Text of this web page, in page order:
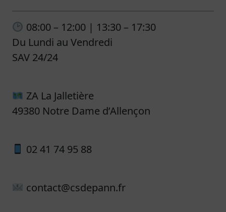
08:00 – 12:00 | 13:30 – 17:30
Du Lundi au Vendredi
SAV 24/24
ZA La Jalletière
49380 Notre Dame d’Allençon
02 41 74 95 88
contact@csdepann.fr